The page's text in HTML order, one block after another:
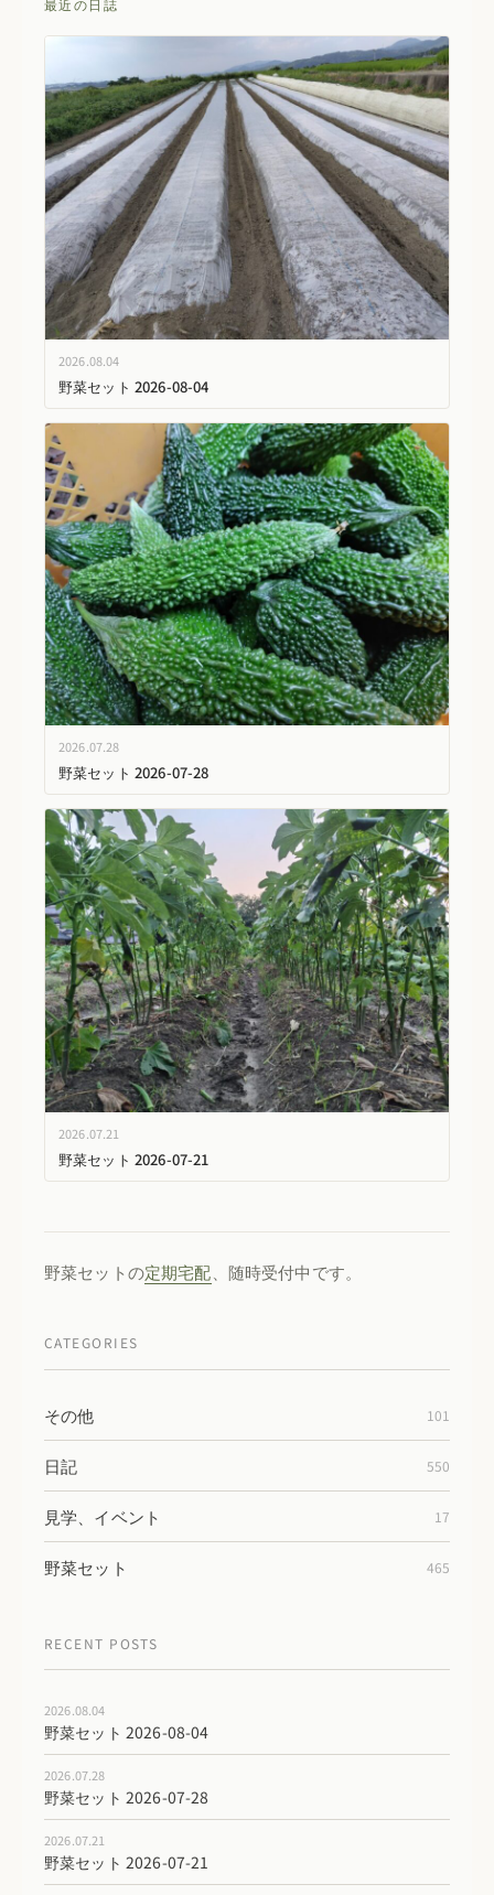
最近の日誌
2026.08.04
野菜セット 2026-08-04
2026.07.28
野菜セット 2026-07-28
2026.07.21
野菜セット 2026-07-21
野菜セットの定期宅配 、随時受付中です。
CATEGORIES
その他 101
日記 550
見学、イベント 17
野菜セット 465
RECENT POSTS
2026.08.04
野菜セット 2026-08-04
2026.07.28
野菜セット 2026-07-28
2026.07.21
野菜セット 2026-07-21